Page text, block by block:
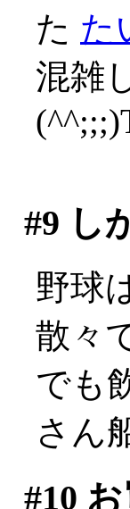
た た
混雑
#9 し
野球
散々
でも
さん
#10